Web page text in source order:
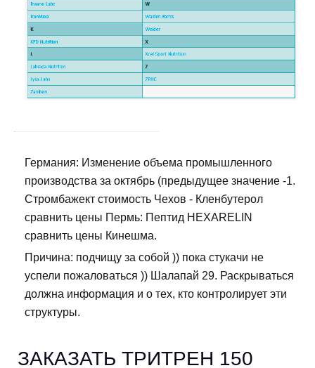
Германия: Изменение объема промышленного
производства за октябрь (предыдущее значение -1.
Стромбажект стоимость Чехов - Кленбутерол
сравнить цены Пермь: Пептид HEXARELIN
сравнить цены Кинешма.
Причина: подчищу за собой )) пока стукачи не
успели пожаловаться )) Шалапай 29. Раскрываться
должна информация и о тех, кто контролирует эти
структуры.
ЗАКАЗАТЬ ТРИТРЕН 150